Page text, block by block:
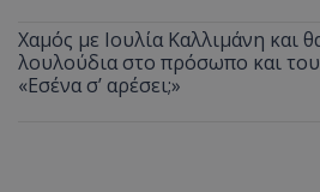
Χαμός με Ιουλία Καλλιμάνη και
λουλούδια στο πρόσωπο και
«Εσένα σ’ αρέσει;»